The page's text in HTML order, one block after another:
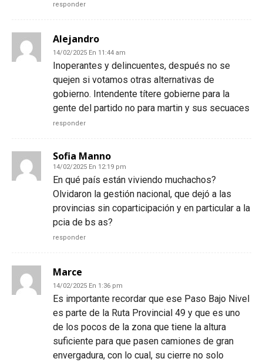
responder
Alejandro
14/02/2025 En 11:44 am
Inoperantes y delincuentes, después no se
quejen si votamos otras alternativas de
gobierno. Intendente títere gobierne para la
gente del partido no para martin y sus secuaces
responder
Sofia Manno
14/02/2025 En 12:19 pm
En qué país están viviendo muchachos?
Olvidaron la gestión nacional, que dejó a las
provincias sin coparticipación y en particular a la
pcia de bs as?
responder
Marce
14/02/2025 En 1:36 pm
Es importante recordar que ese Paso Bajo Nivel
es parte de la Ruta Provincial 49 y que es uno
de los pocos de la zona que tiene la altura
suficiente para que pasen camiones de gran
envergadura, con lo cual, su cierre no solo